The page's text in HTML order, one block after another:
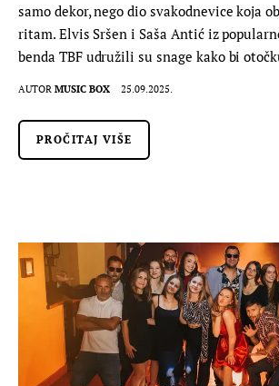
samo dekor, nego dio svakodnevice koja
ritam. Elvis Sršen i Saša Antić iz
benda TBF udružili su snage kako bi
AUTOR MUSIC BOX 25.09.2025.
PROČITAJ VIŠE